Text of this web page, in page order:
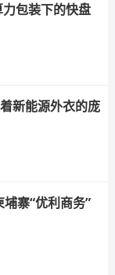
包装下的快盘
新能源外衣的庞
寨“优利商务”